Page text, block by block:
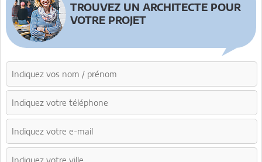
TROUVEZ UN ARCHITECTE POUR
VOTRE PROJET